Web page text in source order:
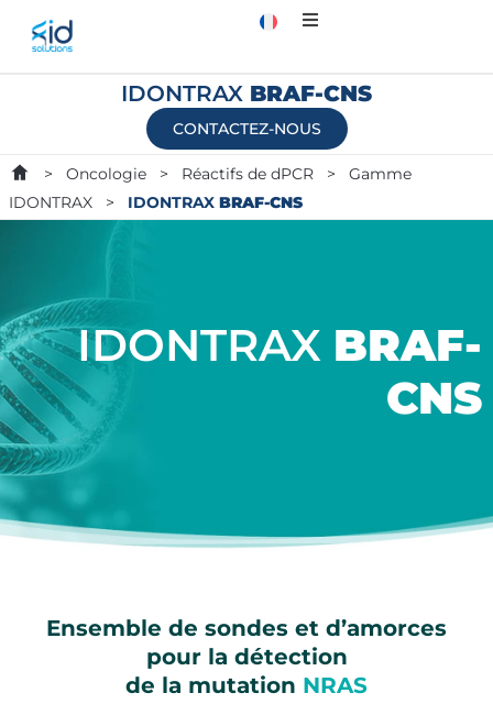
IDONTRAX BRAF-CNS
CONTACTEZ-NOUS
> Oncologie > Réactifs de dPCR >
Gamme
IDONTRAX
> IDONTRAX BRAF-CNS
IDONTRAX BRAF-
CNS
Ensemble de sondes et d’amorces
pour la détection
de la mutation NRAS